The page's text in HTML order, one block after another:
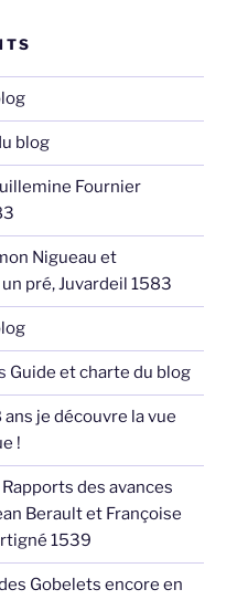
blog
Fournier
Nigueau et
pré, Juvardeil 1583
Guide et charte du blog
ans je découvre la vue
!
Rapports des avances
Berault et Françoise
1539
Gobelets encore en